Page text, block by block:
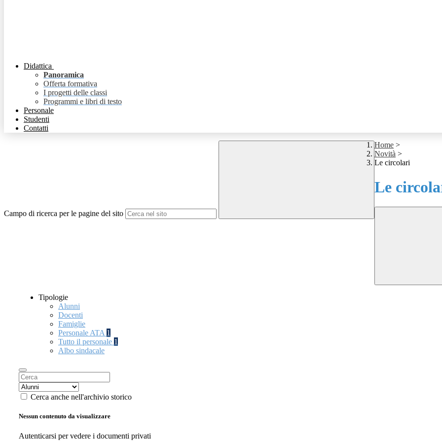
Didattica
Panoramica
Offerta formativa
I progetti delle classi
Programmi e libri di testo
Personale
Studenti
Contatti
Campo di ricerca per le pagine del sito
Home >
Novità >
Le circolari
Le
Tipologie
Alunni
Docenti
Famiglie
Personale ATA 1
Tutto il personale 1
Albo sindacale
Cerca anche nell'archivio storico
Nessun contenuto da visualizzare
Autenticarsi per vedere i documenti privati